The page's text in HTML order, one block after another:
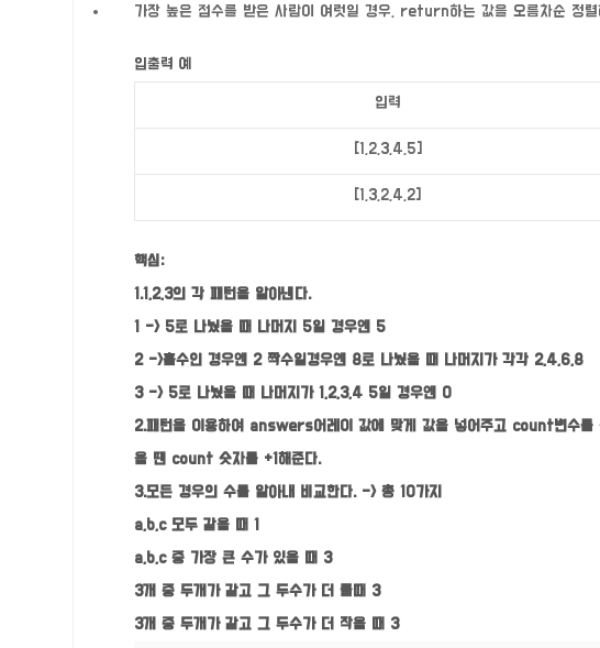
가장 높은 점수를 받은 사람이 여럿일 경우, return하는 값을 오름차순 정렬
입출력 예
입력
[1,2,3,4,5]
[1,3,2,4,2]
핵심:
1.1,2,3의 각 패턴을 알아낸다.
1 -> 5로 나눴을 때 나머지 5일 경우엔 5
2 ->홀수인 경우엔 2 짝수일경우엔 8로 나눴을 때 나머지가 각각 2,4,6,8
3 -> 5로 나눴을 때 나머지가 1,2,3,4 5일 경우엔 0
2.패턴을 이용하여 answers어레이 값에 맞게 값을 넣어주고 count변수
을 땐 count 숫자를 +1해준다.
3.모든 경우의 수를 알아내 비교한다. -> 총 10가지
a,b,c 모두 같을 때 1
a,b,c 중 가장 큰 수가 있을 때 3
3개 중 두개가 같고 그 두수가 더 클때 3
3개 중 두개가 같고 그 두수가 더 작을 때 3